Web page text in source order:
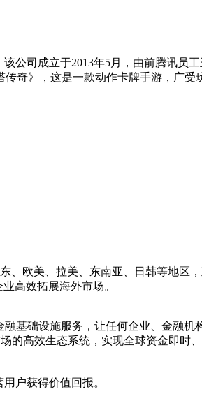
公司成立于2013年5月，由前腾讯员
奇》，这是一款动作卡牌手游，广受
、欧美、拉美、东南亚、日韩等地区
高效拓展海外市场。
基础设施服务，让任何企业、金融机
的高效生态系统，实现全球资金即时、
户获得价值回报。